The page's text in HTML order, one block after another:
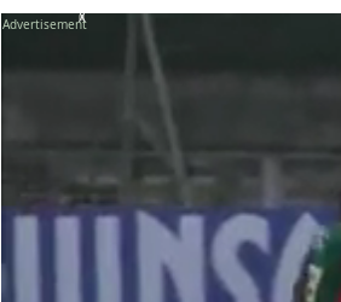
X